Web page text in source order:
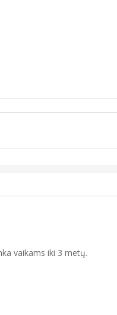
vaikams iki 3 metų.